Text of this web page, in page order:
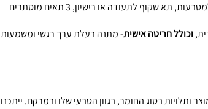
כולל 4 תאים לכרטיסים, תא לשטרות, תא רוכסן למטבעות, תא שקוף לתעודה או רישיון, 3 תאים מוסתרים
וכולל חריטה אישית- מתנה בעלת ערך רגשי ומשמעות
ותלויות בסוג החומר, בגוון הטבעי שלו ובמרקם. ייתכנו